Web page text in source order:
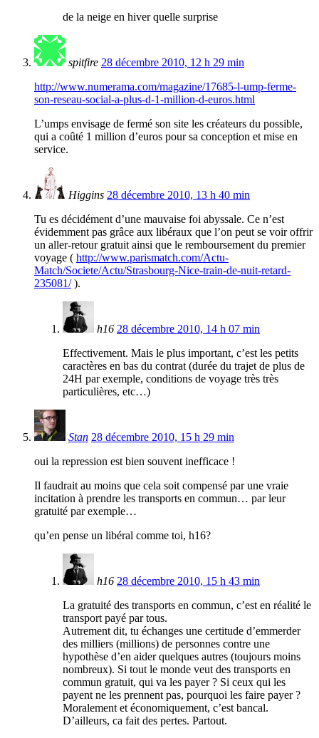
de la neige en hiver quelle surprise
spitfire 28 décembre 2010, 12 h 29 min
http://www.numerama.com/magazine/17685-l-ump-ferme-
son-reseau-social-a-plus-d-1-million-d-euros.html
L’umps envisage de fermé son site les créateurs du possible,
qui a coûté 1 million d’euros pour sa conception et mise en
service.
Higgins 28 décembre 2010, 13 h 40 min
Tu es décidément d’une mauvaise foi abyssale. Ce n’est
évidemment pas grâce aux libéraux que l’on peut se voir offrir
un aller-retour gratuit ainsi que le remboursement du premier
voyage ( http://www.parismatch.com/Actu-
Match/Societe/Actu/Strasbourg-Nice-train-de-nuit-retard-
235081/).
h16 28 décembre 2010, 14 h 07 min
Effectivement. Mais le plus important, c’est les petits
caractères en bas du contrat (durée du trajet de plus de
24H par exemple, conditions de voyage très très
particulières, etc…)
Stan 28 décembre 2010, 15 h 29 min
oui la repression est bien souvent inefficace !
Il faudrait au moins que cela soit compensé par une vraie
incitation à prendre les transports en commun… par leur
gratuité par exemple…
qu’en pense un libéral comme toi, h16?
h16 28 décembre 2010, 15 h 43 min
La gratuité des transports en commun, c’est en réalité le
transport payé par tous.
Autrement dit, tu échanges une certitude d’emmerder
des milliers (millions) de personnes contre une
hypothèse d’en aider quelques autres (toujours moins
nombreux). Si tout le monde veut des transports en
commun gratuit, qui va les payer ? Si ceux qui les
payent ne les prennent pas, pourquoi les faire payer ?
Moralement et économiquement, c’est bancal.
D’ailleurs, ca fait des pertes. Partout.